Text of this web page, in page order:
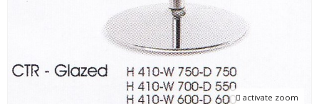
activate zoom